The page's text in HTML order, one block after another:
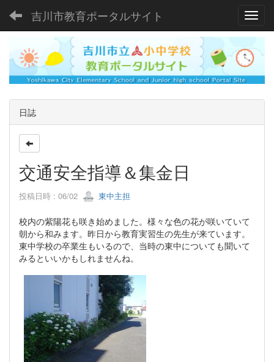
吉川市教育ポータルサイト
日誌
交通安全指導＆集金日
投稿日時 : 06/02 東中主担
校内の紫陽花も咲き始めました。様々な色の花が咲いていて
朝から和みます。昨日から教育実習生の先生が来ています。
東中学校の卒業生もいるので、当時の東中についても聞いて
みるといいかもしれませんね。